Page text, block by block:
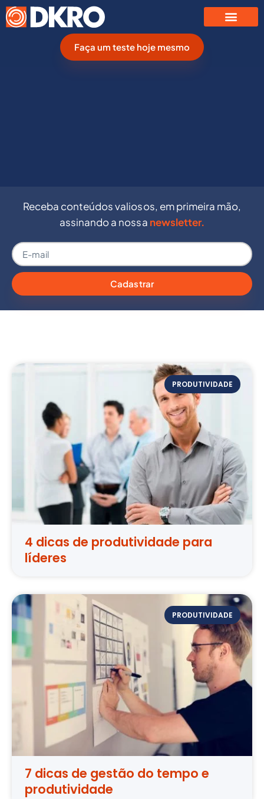
Faça um teste hoje mesmo
Receba conteúdos valiosos, em primeira mão,
assinando a nossa newsletter.
Cadastrar
PRODUTIVIDADE
4 dicas de produtividade para
líderes
PRODUTIVIDADE
7 dicas de gestão do tempo e
produtividade